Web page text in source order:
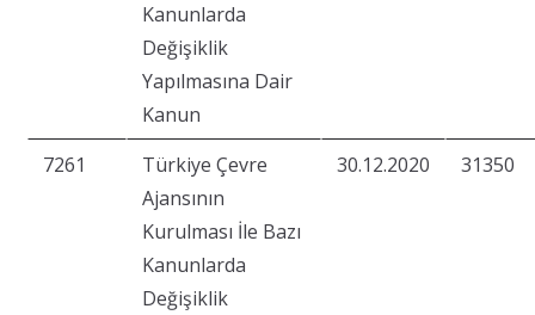
Kanunlarda
Değişiklik
Yapılmasına Dair
Kanun
7261
Türkiye Çevre
Ajansının
Kurulması İle Bazı
Kanunlarda
Değişiklik
30.12.2020 31350